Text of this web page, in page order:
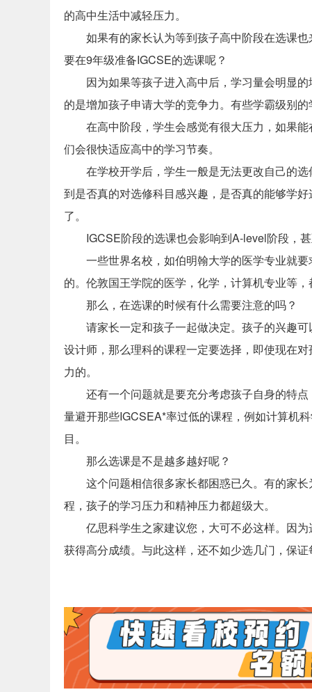
的高中生活中减轻压力。
如果有的家长认为等到孩子高中阶段在选课
要在9年级准备IGCSE的选课呢？
因为如果等孩子进入高中后，学习量会明显
的是增加孩子申请大学的竞争力。有些学霸级别的
在高中阶段，学生会感觉有很大压力，如果
们会很快适应高中的学习节奏。
在学校开学后，学生一般是无法更改自己的
到是否真的对选修科目感兴趣，是否真的能够学
了。
IGCSE阶段的选课也会影响到A-level阶段，
一些世界名校，如伯明翰大学的医学专业就
的。伦敦国王学院的医学，化学，计算机专业等，
那么，在选课的时候有什么需要注意的吗？
请家长一定和孩子一起做决定。孩子的兴趣
设计师，那么理科的课程一定要选择，即使现在
力的。
还有一个问题就是要充分考虑孩子自身的特
量避开那些IGCSEA*率过低的课程，例如计算机
目。
那么选课是不是越多越好呢？
这个问题相信很多家长都困惑已久。有的家
程，孩子的学习压力和精神压力都超级大。
亿思科学生之家建议您，大可不必这样。因
获得高分成绩。与此这样，还不如少选几门，保证